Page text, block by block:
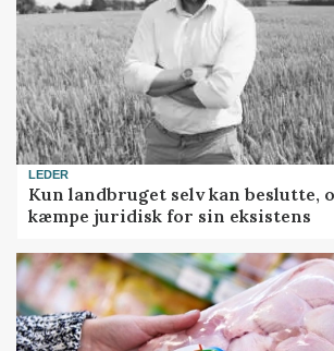
LEDER
Kun landbruget selv kan beslutte,
kæmpe juridisk for sin eksistens